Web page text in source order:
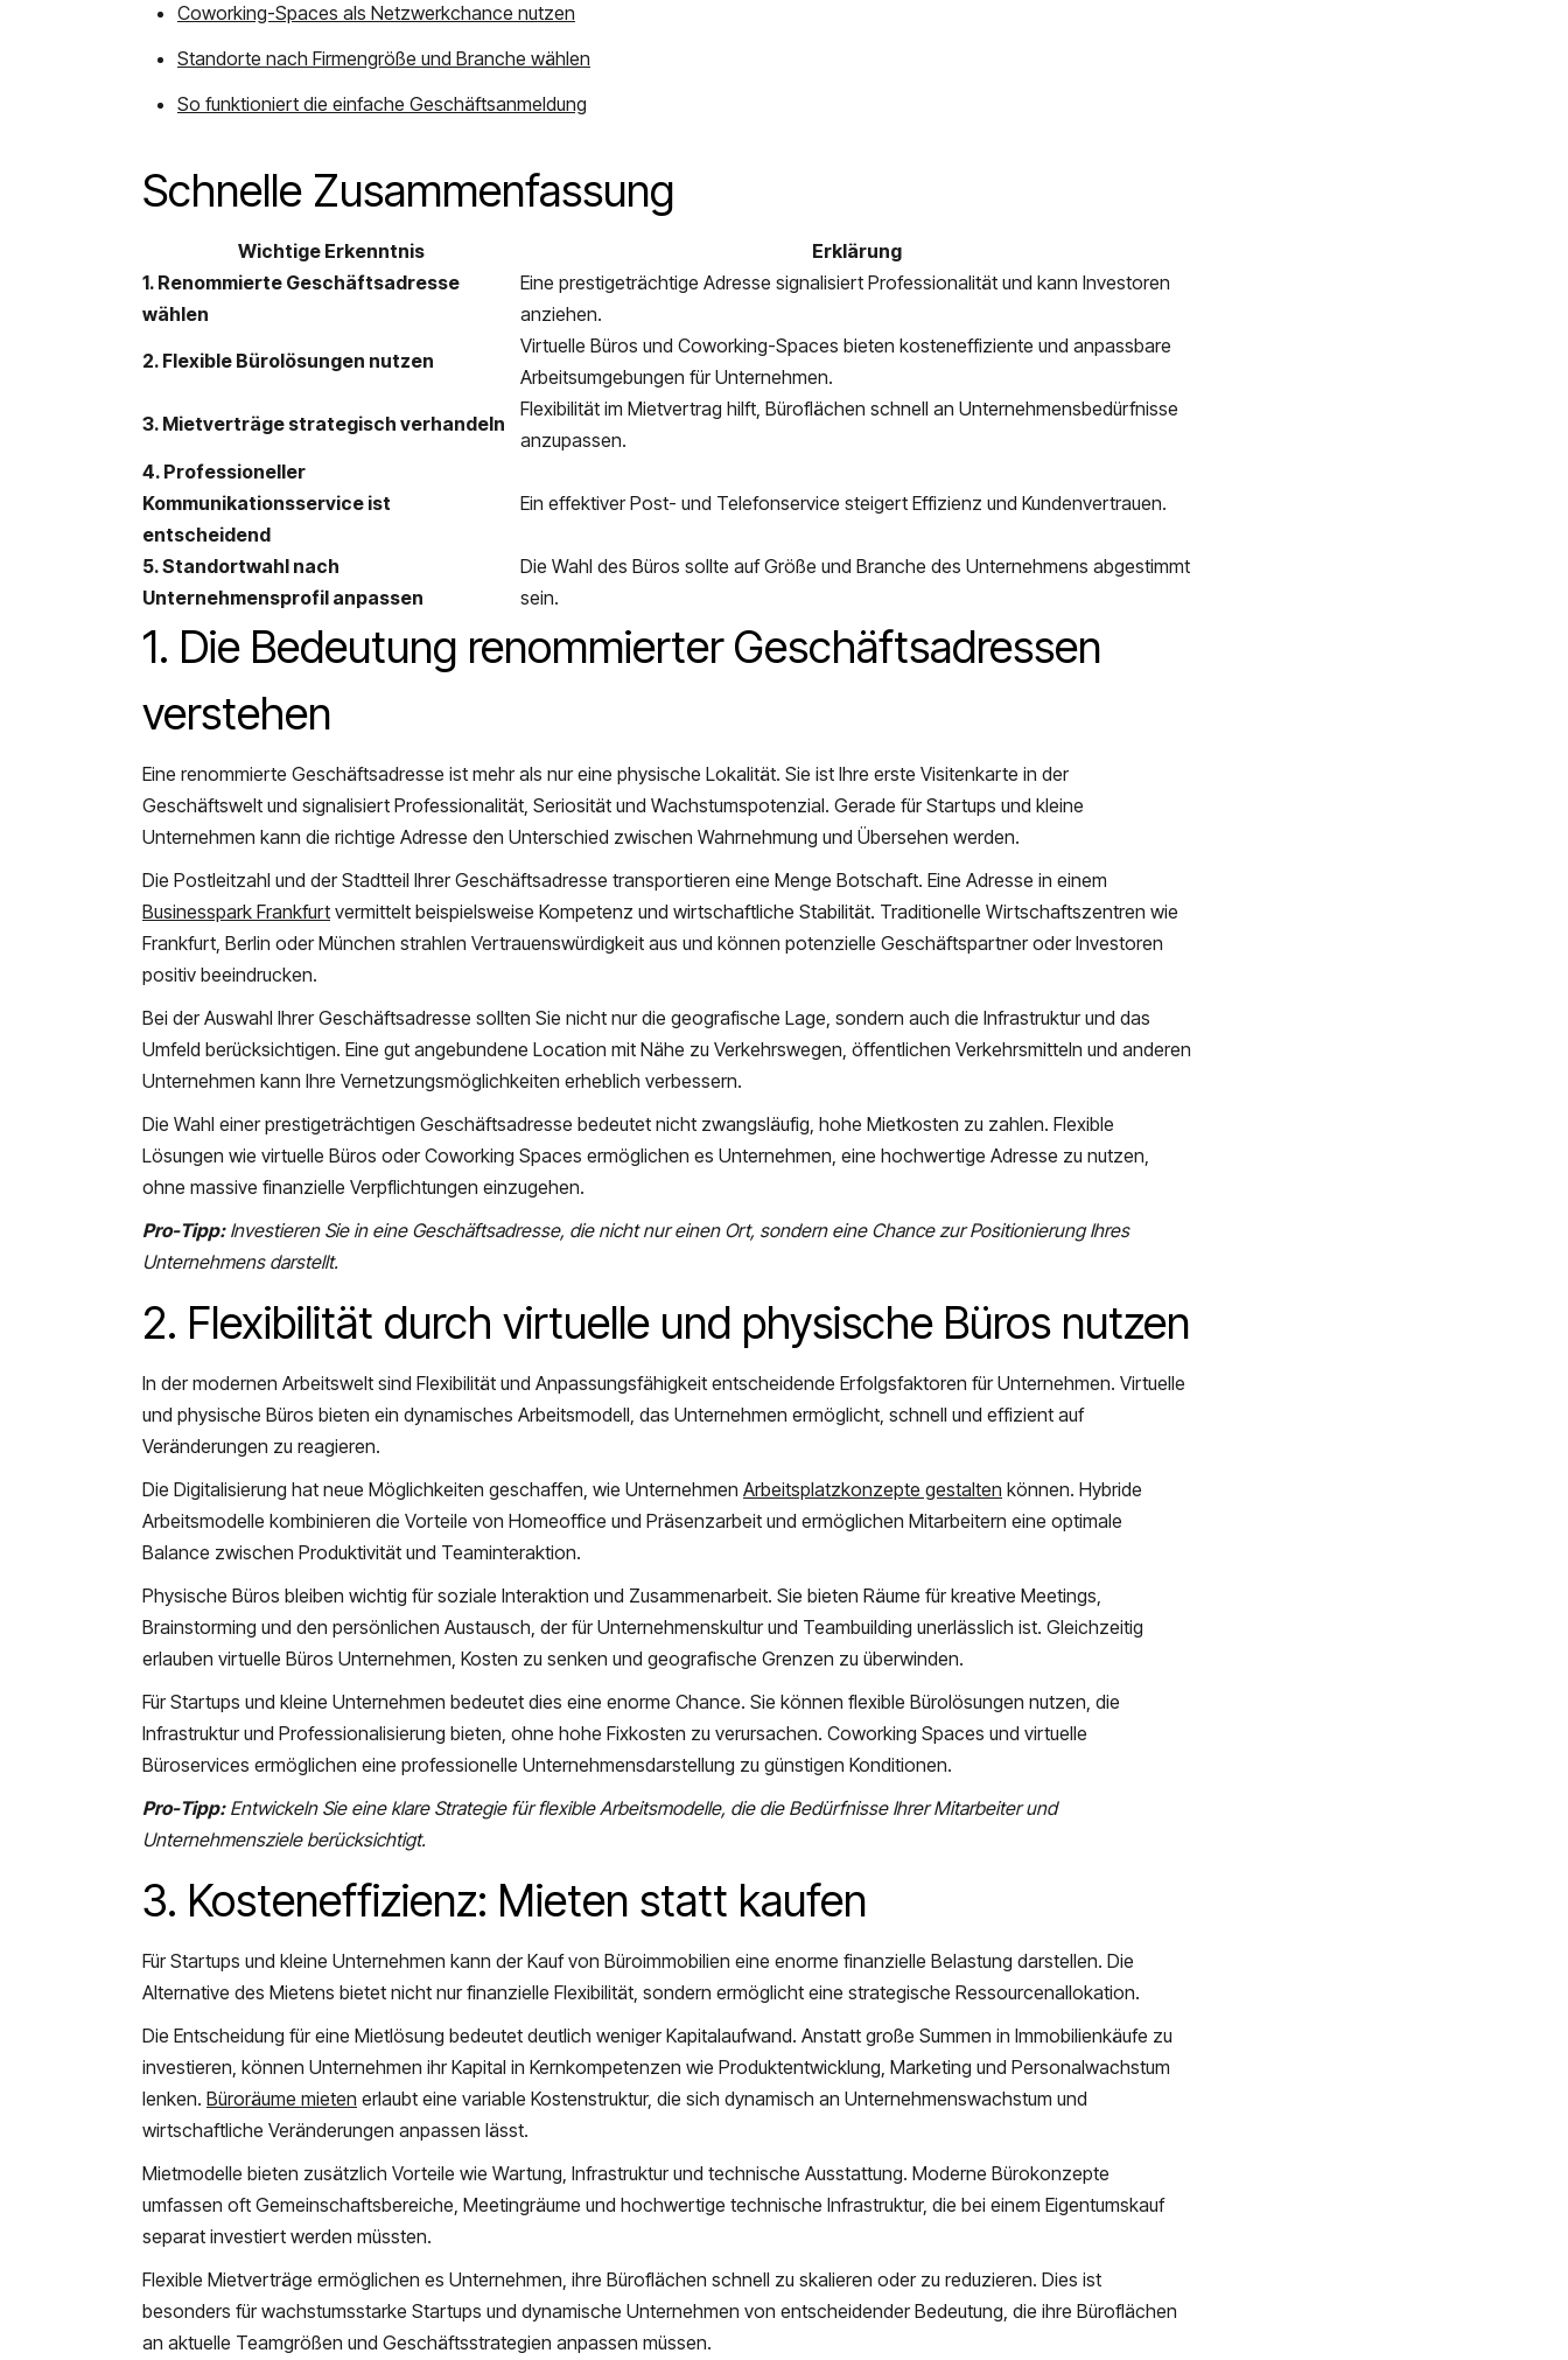
Coworking-Spaces als Netzwerkchance nutzen
Standorte nach Firmengröße und Branche wählen
So funktioniert die einfache Geschäftsanmeldung
Schnelle Zusammenfassung
Wichtige Erkenntnis
Erklärung
1. Renommierte Geschäftsadresse
wählen
Eine prestigeträchtige Adresse signalisiert Professionalität und kann Investoren
anziehen.
2. Flexible Bürolösungen nutzen
Virtuelle Büros und Coworking-Spaces bieten kosteneffiziente und anpassbare
Arbeitsumgebungen für Unternehmen.
3. Mietverträge strategisch verhandeln
Flexibilität im Mietvertrag hilft, Büroflächen schnell an Unternehmensbedürfnisse
anzupassen.
4. Professioneller
Kommunikationsservice ist
entscheidend
Ein effektiver Post- und Telefonservice steigert Effizienz und Kundenvertrauen.
5. Standortwahl nach
Unternehmensprofil anpassen
Die Wahl des Büros sollte auf Größe und Branche des Unternehmens abgestimmt
sein.
1. Die Bedeutung renommierter Geschäftsadressen
verstehen
Eine renommierte Geschäftsadresse ist mehr als nur eine physische Lokalität. Sie ist Ihre erste Visitenkarte in der
Geschäftswelt und signalisiert Professionalität, Seriosität und Wachstumspotenzial. Gerade für Startups und kleine
Unternehmen kann die richtige Adresse den Unterschied zwischen Wahrnehmung und Übersehen werden.
Die Postleitzahl und der Stadtteil Ihrer Geschäftsadresse transportieren eine Menge Botschaft. Eine Adresse in einem
Businesspark Frankfurt vermittelt beispielsweise Kompetenz und wirtschaftliche Stabilität. Traditionelle Wirtschaftszentren wie
Frankfurt, Berlin oder München strahlen Vertrauenswürdigkeit aus und können potenzielle Geschäftspartner oder Investoren
positiv beeindrucken.
Bei der Auswahl Ihrer Geschäftsadresse sollten Sie nicht nur die geografische Lage, sondern auch die Infrastruktur und das
Umfeld berücksichtigen. Eine gut angebundene Location mit Nähe zu Verkehrswegen, öffentlichen Verkehrsmitteln und anderen
Unternehmen kann Ihre Vernetzungsmöglichkeiten erheblich verbessern.
Die Wahl einer prestigeträchtigen Geschäftsadresse bedeutet nicht zwangsläufig, hohe Mietkosten zu zahlen. Flexible
Lösungen wie virtuelle Büros oder Coworking Spaces ermöglichen es Unternehmen, eine hochwertige Adresse zu nutzen,
ohne massive finanzielle Verpflichtungen einzugehen.
Pro-Tipp: Investieren Sie in eine Geschäftsadresse, die nicht nur einen Ort, sondern eine Chance zur Positionierung Ihres
Unternehmens darstellt.
2. Flexibilität durch virtuelle und physische Büros nutzen
In der modernen Arbeitswelt sind Flexibilität und Anpassungsfähigkeit entscheidende Erfolgsfaktoren für Unternehmen. Virtuelle
und physische Büros bieten ein dynamisches Arbeitsmodell, das Unternehmen ermöglicht, schnell und effizient auf
Veränderungen zu reagieren.
Die Digitalisierung hat neue Möglichkeiten geschaffen, wie Unternehmen Arbeitsplatzkonzepte gestalten können. Hybride
Arbeitsmodelle kombinieren die Vorteile von Homeoffice und Präsenzarbeit und ermöglichen Mitarbeitern eine optimale
Balance zwischen Produktivität und Teaminteraktion.
Physische Büros bleiben wichtig für soziale Interaktion und Zusammenarbeit. Sie bieten Räume für kreative Meetings,
Brainstorming und den persönlichen Austausch, der für Unternehmenskultur und Teambuilding unerlässlich ist. Gleichzeitig
erlauben virtuelle Büros Unternehmen, Kosten zu senken und geografische Grenzen zu überwinden.
Für Startups und kleine Unternehmen bedeutet dies eine enorme Chance. Sie können flexible Bürolösungen nutzen, die
Infrastruktur und Professionalisierung bieten, ohne hohe Fixkosten zu verursachen. Coworking Spaces und virtuelle
Büroservices ermöglichen eine professionelle Unternehmensdarstellung zu günstigen Konditionen.
Pro-Tipp: Entwickeln Sie eine klare Strategie für flexible Arbeitsmodelle, die die Bedürfnisse Ihrer Mitarbeiter und
Unternehmensziele berücksichtigt.
3. Kosteneffizienz: Mieten statt kaufen
Für Startups und kleine Unternehmen kann der Kauf von Büroimmobilien eine enorme finanzielle Belastung darstellen. Die
Alternative des Mietens bietet nicht nur finanzielle Flexibilität, sondern ermöglicht eine strategische Ressourcenallokation.
Die Entscheidung für eine Mietlösung bedeutet deutlich weniger Kapitalaufwand. Anstatt große Summen in Immobilienkäufe zu
investieren, können Unternehmen ihr Kapital in Kernkompetenzen wie Produktentwicklung, Marketing und Personalwachstum
lenken. Büroräume mieten erlaubt eine variable Kostenstruktur, die sich dynamisch an Unternehmenswachstum und
wirtschaftliche Veränderungen anpassen lässt.
Mietmodelle bieten zusätzlich Vorteile wie Wartung, Infrastruktur und technische Ausstattung. Moderne Bürokonzepte
umfassen oft Gemeinschaftsbereiche, Meetingräume und hochwertige technische Infrastruktur, die bei einem Eigentumskauf
separat investiert werden müssten.
Flexible Mietverträge ermöglichen es Unternehmen, ihre Büroflächen schnell zu skalieren oder zu reduzieren. Dies ist
besonders für wachstumsstarke Startups und dynamische Unternehmen von entscheidender Bedeutung, die ihre Büroflächen
an aktuelle Teamgrößen und Geschäftsstrategien anpassen müssen.